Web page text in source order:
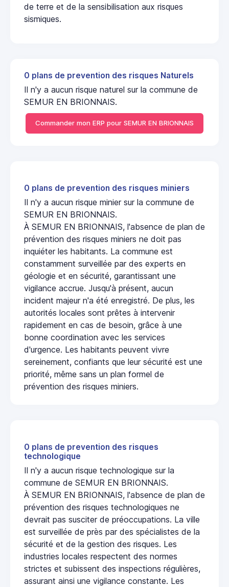
de terre et de la sensibilisation aux risques
sismiques.
0 plans de prevention des risques Naturels
Il n'y a aucun risque naturel sur la commune de
SEMUR EN BRIONNAIS.
Commander mon ERP pour SEMUR EN BRIONNAIS
0 plans de prevention des risques miniers
Il n'y a aucun risque minier sur la commune de
SEMUR EN BRIONNAIS.
À SEMUR EN BRIONNAIS, l'absence de plan de
prévention des risques miniers ne doit pas
inquiéter les habitants. La commune est
constamment surveillée par des experts en
géologie et en sécurité, garantissant une
vigilance accrue. Jusqu'à présent, aucun
incident majeur n'a été enregistré. De plus, les
autorités locales sont prêtes à intervenir
rapidement en cas de besoin, grâce à une
bonne coordination avec les services
d'urgence. Les habitants peuvent vivre
sereinement, confiants que leur sécurité est une
priorité, même sans un plan formel de
prévention des risques miniers.
0 plans de prevention des risques
technologique
Il n'y a aucun risque technologique sur la
commune de SEMUR EN BRIONNAIS.
À SEMUR EN BRIONNAIS, l'absence de plan de
prévention des risques technologiques ne
devrait pas susciter de préoccupations. La ville
est surveillée de près par des spécialistes de la
sécurité et de la gestion des risques. Les
industries locales respectent des normes
strictes et subissent des inspections régulières,
assurant ainsi une vigilance constante. Les